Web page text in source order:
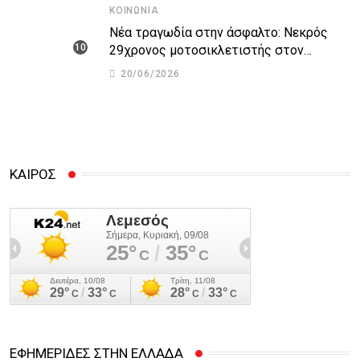
ΚΟΙΝΩΝΊΑ
Νέα τραγωδία στην άσφαλτο: Νεκρός
29χρονος μοτοσικλετιστής στον
αυτοκινητόδρομο Πάφου – Λεμεσού
20/06/2026
ΚΑΙΡΟΣ
ΕΦΗΜΕΡΙΔΕΣ ΣΤΗΝ ΕΛΛΑΔΑ